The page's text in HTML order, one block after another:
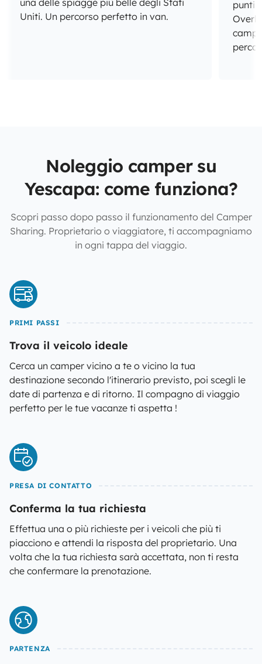
una delle spiagge più belle degli Stati
Uniti. Un percorso perfetto in van.
punti
Noleggio camper su
Yescapa: come funziona?
Scopri passo dopo passo il funzionamento del Camper
Sharing. Proprietario o viaggiatore, ti accompagniamo
in ogni tappa del viaggio.
PRIMI PASSI
Trova il veicolo ideale
Cerca un camper vicino a te o vicino la tua
destinazione secondo l'itinerario previsto, poi scegli le
date di partenza e di ritorno. Il compagno di viaggio
perfetto per le tue vacanze ti aspetta !
PRESA DI CONTATTO
Conferma la tua richiesta
Effettua una o più richieste per i veicoli che più ti
piacciono e attendi la risposta del proprietario. Una
volta che la tua richiesta sarà accettata, non ti resta
che confermare la prenotazione.
PARTENZA